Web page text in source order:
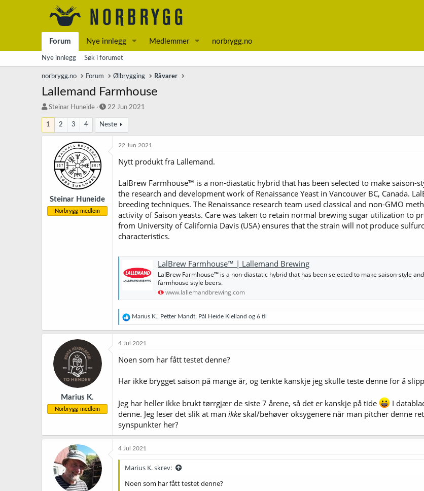
Forum Nye innlegg Medlemmer norbrygg.no
Nye innlegg Søk i forumet
norbrygg.no Forum Ølbrygging Råvarer
Lallemand Farmhouse
T
r
å
d
r
Steinar Huneide
S
a
r
22 Jun 2021
1 2 3 4 Neste
Steinar Huneide
Norbrygg-medlem
22 Jun 2021
Nytt produkt fra Lallemand.
LalBrew Farmhouse™ is a non-diastatic hybrid that has been selected to make
the research and development work of Renaissance Yeast in Vancouver BC, Canada.
breeding techniques. The Renaissance research team used classical and non-GMO
activity of Saison yeasts. Care was taken to retain normal brewing sugar utilization to
from University of California Davis (USA) ensures that the strain will not produce
characteristics.
LalBrew Farmhouse™ | Lallemand Brewing
LalBrew Farmhouse™ is a non-diastatic hybrid that has been selected to make saison-style and
farmhouse style beers.
www.lallemandbrewing.com
R
e
a
k
e
Marius K. Petter Mandt Pål Heide Kielland og 6 til
Marius K.
Norbrygg-medlem
4 Jul 2021
Noen som har fått testet denne?
Har ikke brygget saison på mange år, og tenkte kanskje jeg skulle teste denne for å
Jeg har heller ikke brukt tørrgjær de siste 7 årene, så det er kanskje på tide
I
denne. Jeg leser det slik at man ikke skal/behøver oksygenere når man pitcher denne
synspunkter her?
4 Jul 2021
Marius K. skrev:
Noen som har fått testet denne?